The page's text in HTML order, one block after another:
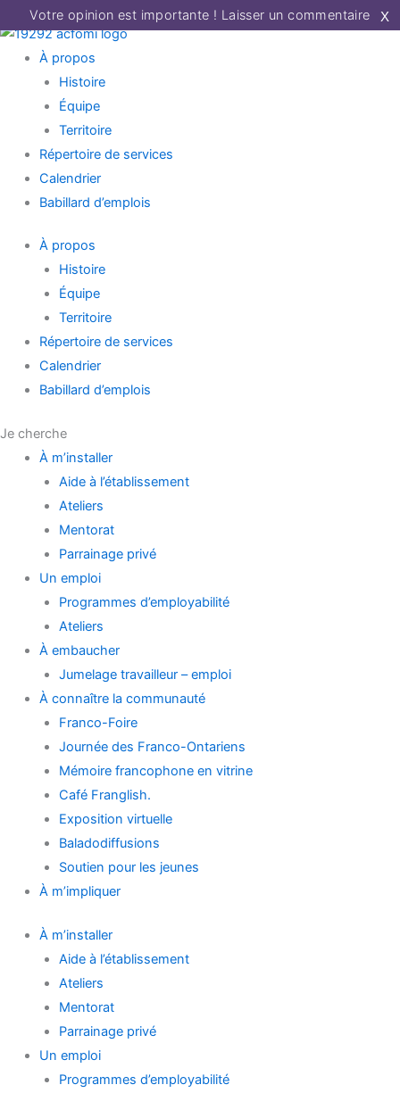
X
Votre opinion est importante ! Laisser un commentaire
au
contenu
Main
Menu
À propos
Histoire
Équipe
Territoire
Répertoire de services
Calendrier
Babillard d’emplois
À propos
Histoire
Équipe
Territoire
Répertoire de services
Calendrier
Babillard d’emplois
Je cherche
Main
Menu
À m’installer
Aide à l’établissement
Ateliers
Mentorat
Parrainage privé
Un emploi
Programmes d’employabilité
Ateliers
À embaucher
Jumelage travailleur – emploi
À connaître la communauté
Franco-Foire
Journée des Franco-Ontariens
Mémoire francophone en vitrine
Café Franglish.
Exposition virtuelle
Baladodiffusions
Soutien pour les jeunes
À m’impliquer
À m’installer
Aide à l’établissement
Ateliers
Mentorat
Parrainage privé
Un emploi
Programmes d’employabilité